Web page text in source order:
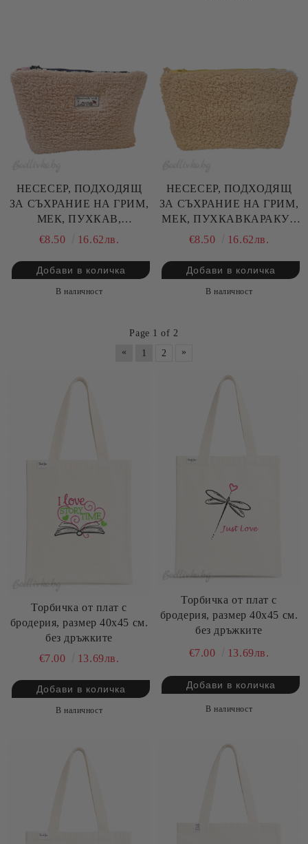
НЕСЕСЕР, ПОДХОДЯЩ
ЗА СЪХРАНИЕ НА ГРИМ,
МЕК, ПУХКАВ,
КАРАКУЛ, ПЕПЕЛ ОТ
€8.50 16.62лв.
В наличност
НЕСЕСЕР, ПОДХОДЯЩ
ЗА СЪХРАНИЕ НА ГРИМ,
МЕК, ПУХКАВКАРАКУЛ
СТАРО ЗЛАТО, 23/16см
€8.50 16.62лв.
В наличност
Page 1 of 2
«
1 2 »
Торбичка от плат с
бродерия, размер 40х45 см.
без дръжките
€7.00
13.69лв.
В наличност
Торбичка от плат с
бродерия, размер 40х45 см.
без дръжките
€7.00
13.69лв.
В наличност